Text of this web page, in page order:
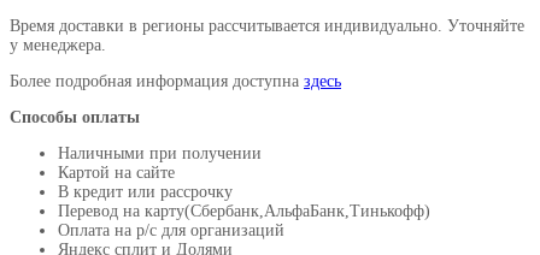
Время доставки в регионы рассчитывается индивидуально. Уточняйте
у менеджера.
Более подробная информация доступна здесь
Способы оплаты
Наличными при получении
Картой на сайте
В кредит или рассрочку
Перевод на карту(Сбербанк,АльфаБанк,Тинькофф)
Оплата на р/c для организаций
Яндекс сплит и Долями